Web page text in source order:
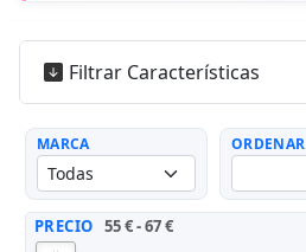
Filtrar Características
MARCA ORDENAR
PRECIO 55 € - 67 €